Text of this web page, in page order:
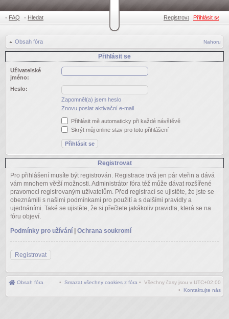
• FAQ • Hledat Registrovat •
Přihlásit se
Obsah fóra Nahoru
Přihlásit se
Uživatelské
jméno:
Heslo:
Zapomněl(a) jsem heslo
Znovu poslat aktivační e-mail
Přihlásit mě automaticky při každé návštěvě
Skrýt můj online stav pro toto přihlášení
Registrovat
Pro přihlášení musíte být registrován. Registrace trvá jen pár vteřin a dává
vám mnohem větší možnosti. Administrátor fóra též může dávat rozšířené
pravomoci registrovaným uživatelům. Před registrací se ujistěte, že jste se
obeznámili s našimi podmínkami pro použití a s dalšími pravidly a
ujednáními. Také se ujistěte, že si přečtete jakákoliv pravidla, která se na
fóru objeví.
Podmínky pro užívání
Ochrana soukromí
Registrovat
Obsah fóra • Všechny časy jsou v UTC+02:00
• Smazat všechny cookies z fóra
• Kontaktujte nás